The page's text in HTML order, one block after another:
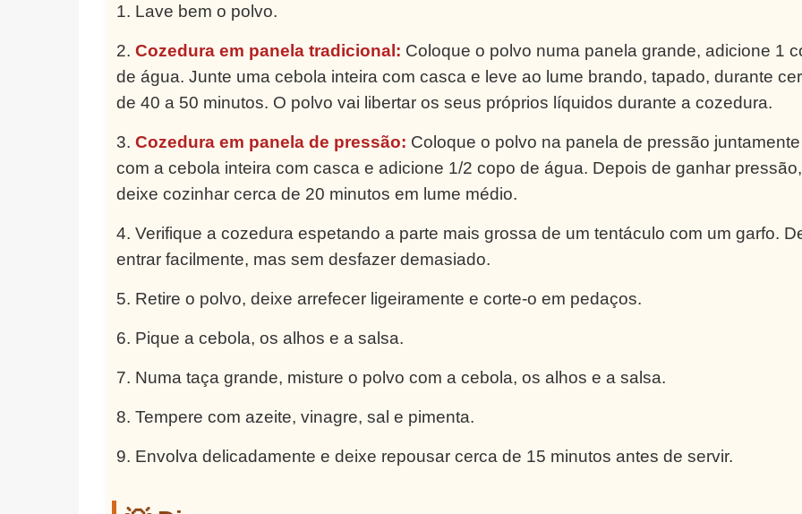
Lave bem o polvo.
Cozedura em panela tradicional: Coloque o polvo numa panela grande, adicione 1
de água. Junte uma cebola inteira com casca e leve ao lume brando, tapado, durante
de 40 a 50 minutos. O polvo vai libertar os seus próprios líquidos durante a cozedura.
Cozedura em panela de pressão: Coloque o polvo na panela de pressão juntamente
com a cebola inteira com casca e adicione 1/2 copo de água. Depois de ganhar pressão,
deixe cozinhar cerca de 20 minutos em lume médio.
Verifique a cozedura espetando a parte mais grossa de um tentáculo com um garfo.
entrar facilmente, mas sem desfazer demasiado.
Retire o polvo, deixe arrefecer ligeiramente e corte-o em pedaços.
Pique a cebola, os alhos e a salsa.
Numa taça grande, misture o polvo com a cebola, os alhos e a salsa.
Tempere com azeite, vinagre, sal e pimenta.
Envolva delicadamente e deixe repousar cerca de 15 minutos antes de servir.